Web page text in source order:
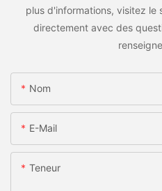
plus d'informations, visitez le
directement avec des
Nom
E-Mail
Teneur